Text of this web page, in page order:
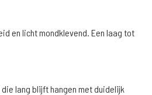
en licht mondklevend. Een laag tot
lang blijft hangen met duidelijk